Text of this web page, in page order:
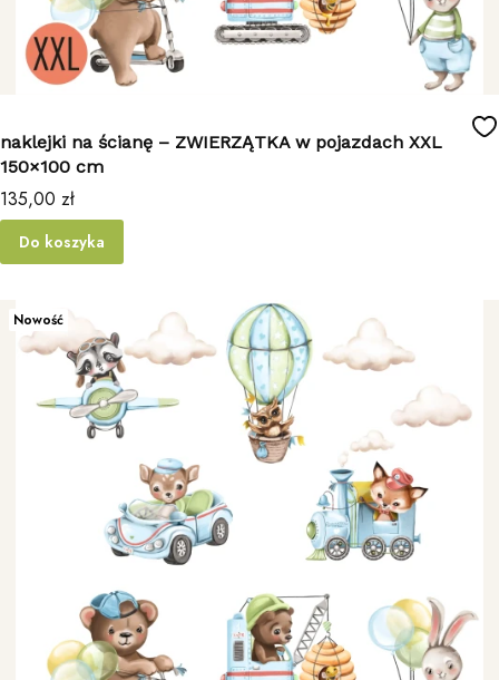
naklejki na ścianę – ZWIERZĄTKA w pojazdach XXL
150×100 cm
Cena
135,00 zł
Do koszyka
Nowość